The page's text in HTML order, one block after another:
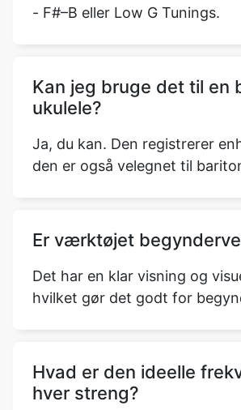
- F#–B eller Low G Tunings.
Kan jeg bruge det til en
ukulele?
Ja, du kan. Den registrerer
den er også velegnet til
Er værktøjet
Det har en klar visning og
hvilket gør det godt for
Hvad er den ideelle
hver streng?